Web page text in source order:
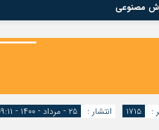
مصنوعی
صفحه
کسب و انتشار : ۲۵ - مرداد - ۱۴۰۰ - ۰۹:۱۱ : ۱۷۱۵